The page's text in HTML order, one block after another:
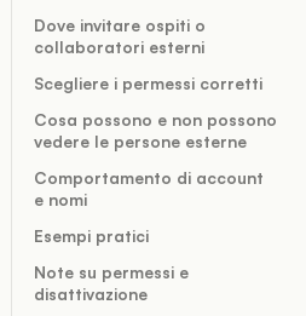
Dove invitare ospiti o
collaboratori esterni
Scegliere i permessi corretti
Cosa possono e non possono
vedere le persone esterne
Comportamento di account
e nomi
Esempi pratici
Note su permessi e
disattivazione